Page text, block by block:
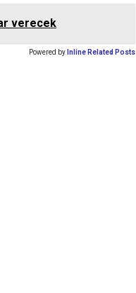
verecek
Powered by Inline Related Posts